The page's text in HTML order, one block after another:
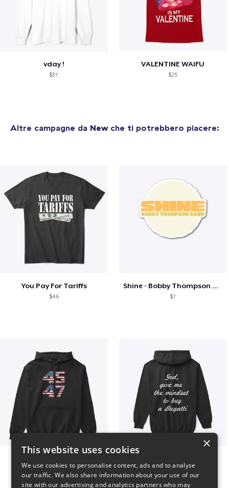
vday !
$37
VALENTINE WAIFU
$25
Altre campagne da Newche ti potrebbero piacere:
You Pay For Tariffs
$46
Shine - Bobby Thompson Band Merch
$7
×
This website uses cookies
We use cookies to personalise content, ads and to analyse
our traffic. We also share information about your use of our
site with our advertising and analytics partners who may